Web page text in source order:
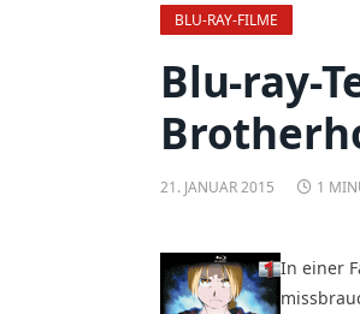
BLU-RAY-FILME
Blu-ray-
21. JANUAR 2015 1
In einer